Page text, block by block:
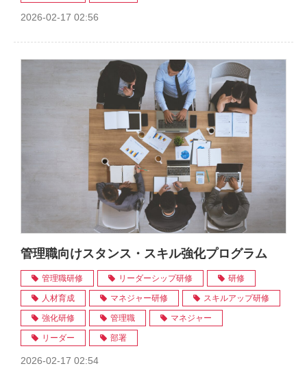
2026-02-17 02:56
管理職向けスタンス・スキル強化プログラム
管理職研修 リーダーシップ研修 研修
人材育成 マネジャー研修 スキルアップ研修
強化研修 管理職 マネジャー
リーダー 部署
2026-02-17 02:54